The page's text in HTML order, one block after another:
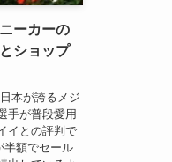
ーカーの
ショップ
手が普段愛用
イとの評判で
額でセール